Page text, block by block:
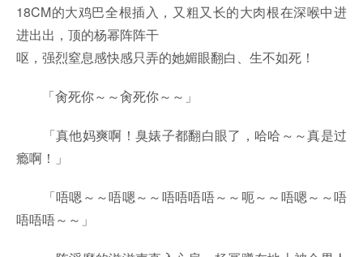
18CM的大鸡巴全根插入，又粗又长的大肉根在深喉中进
进出出，顶的杨幂阵阵干
呕，强烈窒息感快感只弄的她媚眼翻白、生不如死！
「肏死你～～肏死你～～」
「真他妈爽啊！臭婊子都翻白眼了，哈哈～～真是过
瘾啊！」
「唔嗯～～唔嗯～～唔唔唔唔～～呃～～唔嗯～～唔
唔唔唔～～」